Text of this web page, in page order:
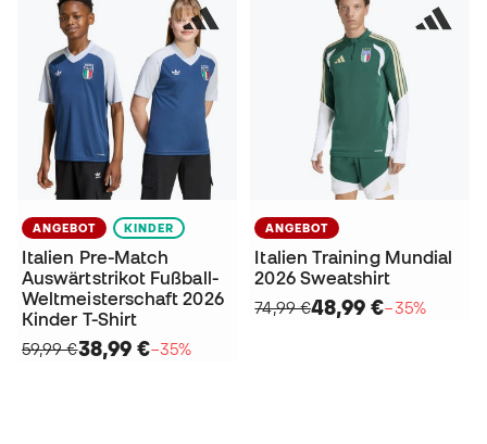
ANGEBOT KINDER
Italien Pre-Match
Auswärtstrikot Fußball-
Weltmeisterschaft 2026
Kinder T-Shirt
59,99 €38,99 €−35%
ANGEBOT
Italien Training Mundial
2026 Sweatshirt
74,99 €48,99 €−35%